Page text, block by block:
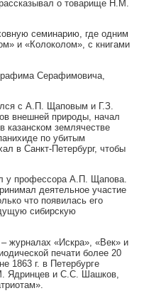
о товарище Н.М.
семинарию, где одним
и «Колоколом», с книгами
Серафимовича,
с А.П. Щаповым и Г.З.
внешней природы, начал
казанском землячестве
по убитым
в Санкт-Петербург, чтобы
у профессора А.П. Щапова.
деятельное участие
что появилась его
сибирскую
журналах «Искра», «Век» и
печати более 20
1863 г. в Петербурге
Ядринцев и С.С. Шашков,